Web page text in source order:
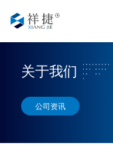
关于我们
公司资讯